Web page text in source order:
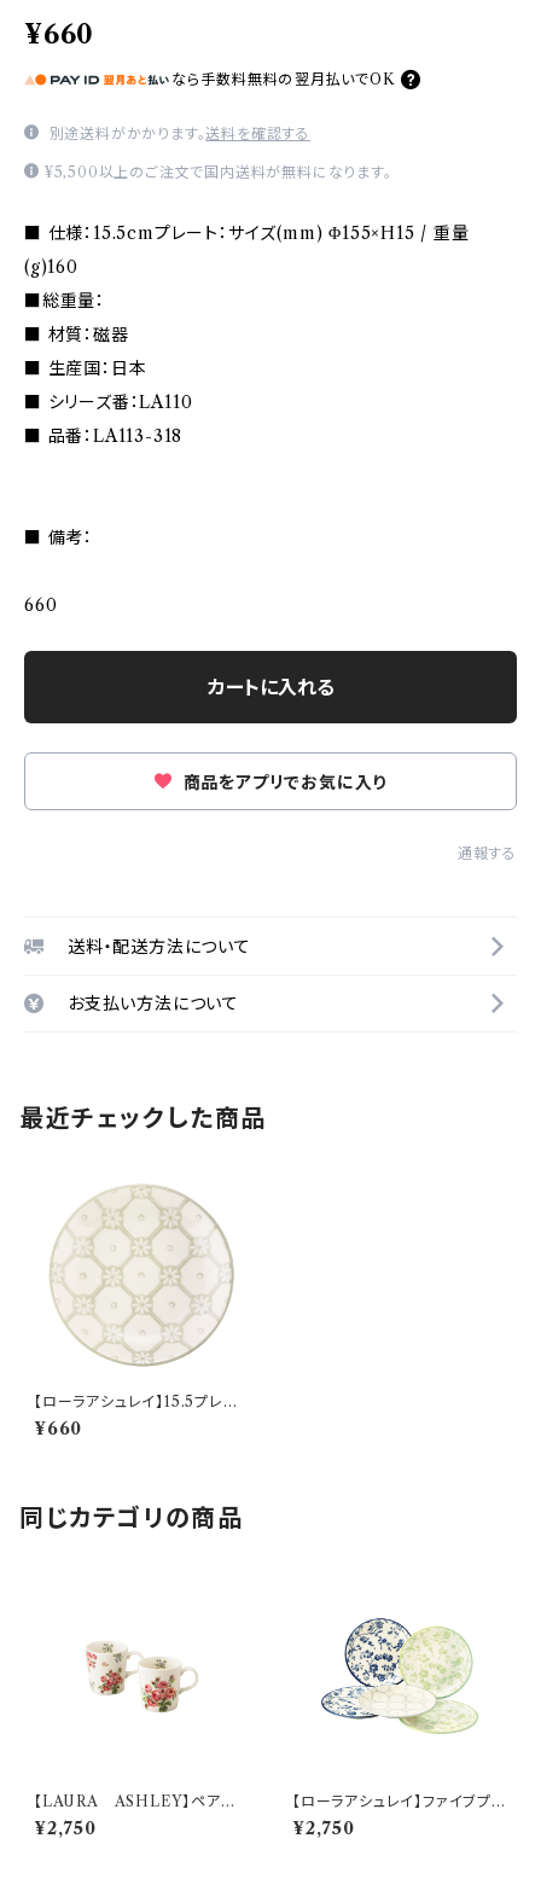
¥660
なら 手数料無料の 翌月払いでOK
別途送料がかかります。送料を確認する
¥5,500以上のご注文で国内送料が無料になります。
■ 仕様：15.5cmプレート：サイズ(mm) Φ155×H15 / 重量
(g)160
■総重量：
■ 材質：磁器
■ 生産国：日本
■ シリーズ番：LA110
■ 品番：LA113-318
■ 備考：
660
カートに入れる
商品をアプリでお気に入り
通報する
送料・配送方法について
お支払い方法について
最近チェックした商品
【ローラアシュレイ】15.5プレー
ト（グレー）【LA110】LA113-31
8
¥660
同じカテゴリの商品
【LAURA ASHLEY】ペアマ
グセット【LA40】LA40-13
¥2,750
【ローラアシュレイ】ファイブプレ
ートセット【LA110】LA110-57
¥2,750